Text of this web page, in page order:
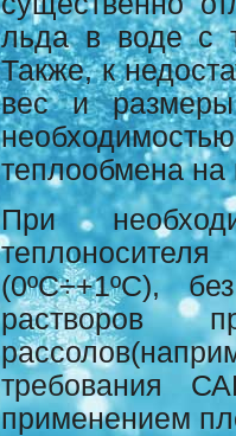
льда в воде с
Также, к
вес и
теплообмена на
При
(0ºС÷+1ºС),
растворов
требования
применением